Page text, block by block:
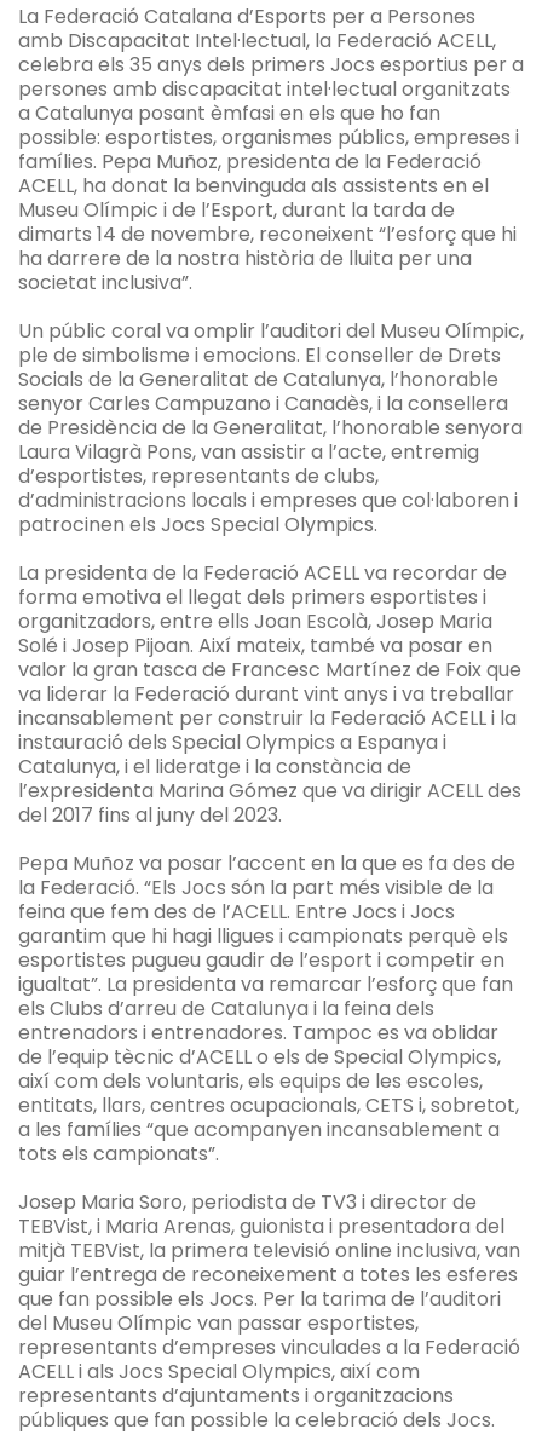
La Federació Catalana d’Esports per a Persones
amb Discapacitat Intel·lectual, la Federació ACELL,
celebra els 35 anys dels primers Jocs esportius per a
persones amb discapacitat intel·lectual organitzats
a Catalunya posant èmfasi en els que ho fan
possible: esportistes, organismes públics, empreses i
famílies. Pepa Muñoz, presidenta de la Federació
ACELL, ha donat la benvinguda als assistents en el
Museu Olímpic i de l’Esport, durant la tarda de
dimarts 14 de novembre, reconeixent “l’esforç que hi
ha darrere de la nostra història de lluita per una
societat inclusiva”.
Un públic coral va omplir l’auditori del Museu Olímpic,
ple de simbolisme i emocions. El conseller de Drets
Socials de la Generalitat de Catalunya, l’honorable
senyor Carles Campuzano i Canadès, i la consellera
de Presidència de la Generalitat, l’honorable senyora
Laura Vilagrà Pons, van assistir a l’acte, entremig
d’esportistes, representants de clubs,
d’administracions locals i empreses que col·laboren i
patrocinen els Jocs Special Olympics.
La presidenta de la Federació ACELL va recordar de
forma emotiva el llegat dels primers esportistes i
organitzadors, entre ells Joan Escolà, Josep Maria
Solé i Josep Pijoan. Així mateix, també va posar en
valor la gran tasca de Francesc Martínez de Foix que
va liderar la Federació durant vint anys i va treballar
incansablement per construir la Federació ACELL i la
instauració dels Special Olympics a Espanya i
Catalunya, i el lideratge i la constància de
l’expresidenta Marina Gómez que va dirigir ACELL des
del 2017 fins al juny del 2023.
Pepa Muñoz va posar l’accent en la que es fa des de
la Federació. “Els Jocs són la part més visible de la
feina que fem des de l’ACELL. Entre Jocs i Jocs
garantim que hi hagi lligues i campionats perquè els
esportistes pugueu gaudir de l’esport i competir en
igualtat”. La presidenta va remarcar l’esforç que fan
els Clubs d’arreu de Catalunya i la feina dels
entrenadors i entrenadores. Tampoc es va oblidar
de l’equip tècnic d’ACELL o els de Special Olympics,
així com dels voluntaris, els equips de les escoles,
entitats, llars, centres ocupacionals, CETS i, sobretot,
a les famílies “que acompanyen incansablement a
tots els campionats”.
Josep Maria Soro, periodista de TV3 i director de
TEBVist, i Maria Arenas, guionista i presentadora del
mitjà TEBVist, la primera televisió online inclusiva, van
guiar l’entrega de reconeixement a totes les esferes
que fan possible els Jocs. Per la tarima de l’auditori
del Museu Olímpic van passar esportistes,
representants d’empreses vinculades a la Federació
ACELL i als Jocs Special Olympics, així com
representants d’ajuntaments i organitzacions
públiques que fan possible la celebració dels Jocs.